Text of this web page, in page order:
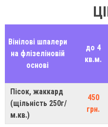
Вінілові шпалери
на флізеліновій
основі
до 4
кв.м.
Пісок, жаккард
(щільність 250г/
м.кв.)
450
грн.